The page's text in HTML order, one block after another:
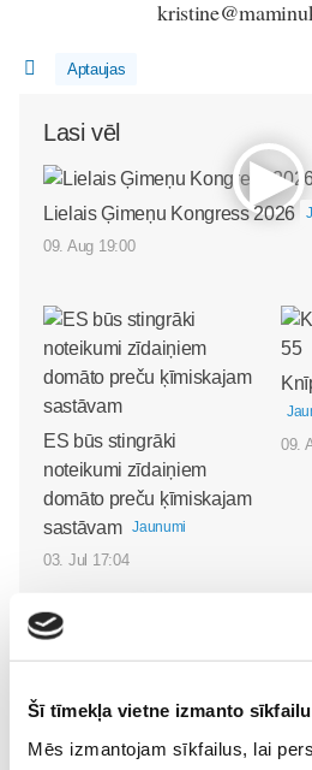
Šī tīmekļa vietne izmanto
Mēs izmantojam sīkfailus, lai
Aptaujas
Lasi vēl
Lielais Ģimeņu Kongress 2026
09. Aug 19:00
ES būs stingrāki
noteikumi zīdaiņiem
domāto preču ķīmiskajam
sastāvam
Jaunumi
03. Jul 17:04
09.
Jaunumi
20. Mar 10:28